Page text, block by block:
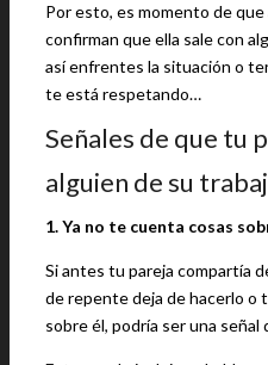
Por esto, es momento de
confirman que ella sale con
así enfrentes la situación o
te está respetando…
Señales de que tu
alguien de su
1. Ya no te cuenta cosas
Si antes tu pareja compartía
de repente deja de hacerlo o
sobre él, podría ser una señal